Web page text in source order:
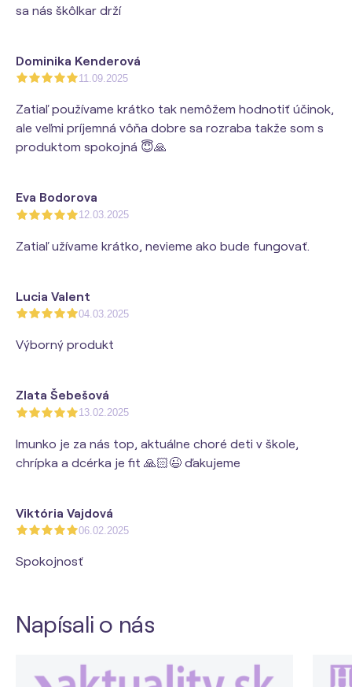
sa nás škôlkar drží
Dominika Kenderová
11.09.2025
Zatiaľ používame krátko tak nemôžem hodnotiť účinok,
ale veľmi príjemná vôňa dobre sa rozraba takže som s
produktom spokojná 😇🙏
Eva Bodorova
12.03.2025
Zatiaľ užívame krátko, nevieme ako bude fungovať.
Lucia Valent
04.03.2025
Výborný produkt
Zlata Šebešová
13.02.2025
Imunko je za nás top, aktuálne choré deti v škole,
chrípka a dcérka je fit 🙏🏻😉 ďakujeme
Viktória Vajdová
06.02.2025
Spokojnosť
Napísali o nás